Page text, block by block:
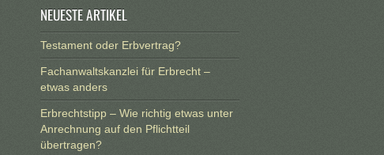
NEUESTE ARTIKEL
Testament oder Erbvertrag?
Fachanwaltskanzlei für Erbrecht –
etwas anders
Erbrechtstipp – Wie richtig etwas unter
Anrechnung auf den Pflichtteil
übertragen?